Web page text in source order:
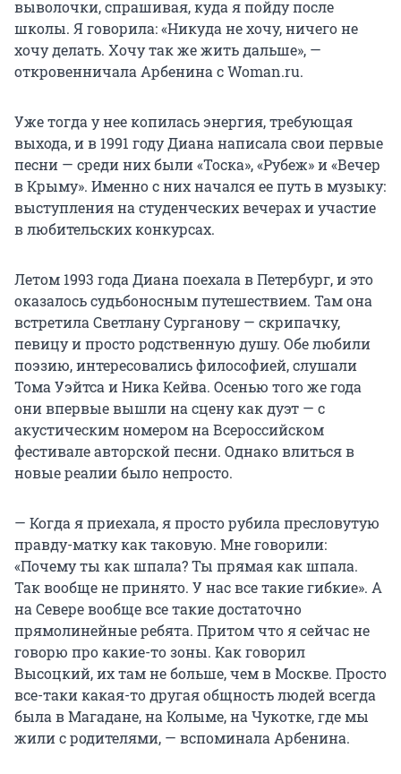
выволочки, спрашивая, куда я пойду после
школы. Я говорила: «Никуда не хочу, ничего не
хочу делать. Хочу так же жить дальше», —
откровенничала Арбенина с Woman.ru.
Уже тогда у нее копилась энергия, требующая
выхода, и в 1991 году Диана написала свои первые
песни — среди них были «Тоска», «Рубеж» и «Вечер
в Крыму». Именно с них начался ее путь в музыку:
выступления на студенческих вечерах и участие
в любительских конкурсах.
Летом 1993 года Диана поехала в Петербург, и это
оказалось судьбоносным путешествием. Там она
встретила Светлану Сурганову — скрипачку,
певицу и просто родственную душу. Обе любили
поэзию, интересовались философией, слушали
Тома Уэйтса и Ника Кейва. Осенью того же года
они впервые вышли на сцену как дуэт — с
акустическим номером на Всероссийском
фестивале авторской песни. Однако влиться в
новые реалии было непросто.
— Когда я приехала, я просто рубила пресловутую
правду-матку как таковую. Мне говорили:
«Почему ты как шпала? Ты прямая как шпала.
Так вообще не принято. У нас все такие гибкие». А
на Севере вообще все такие достаточно
прямолинейные ребята. Притом что я сейчас не
говорю про какие-то зоны. Как говорил
Высоцкий, их там не больше, чем в Москве. Просто
все-таки какая-то другая общность людей всегда
была в Магадане, на Колыме, на Чукотке, где мы
жили с родителями, — вспоминала Арбенина.